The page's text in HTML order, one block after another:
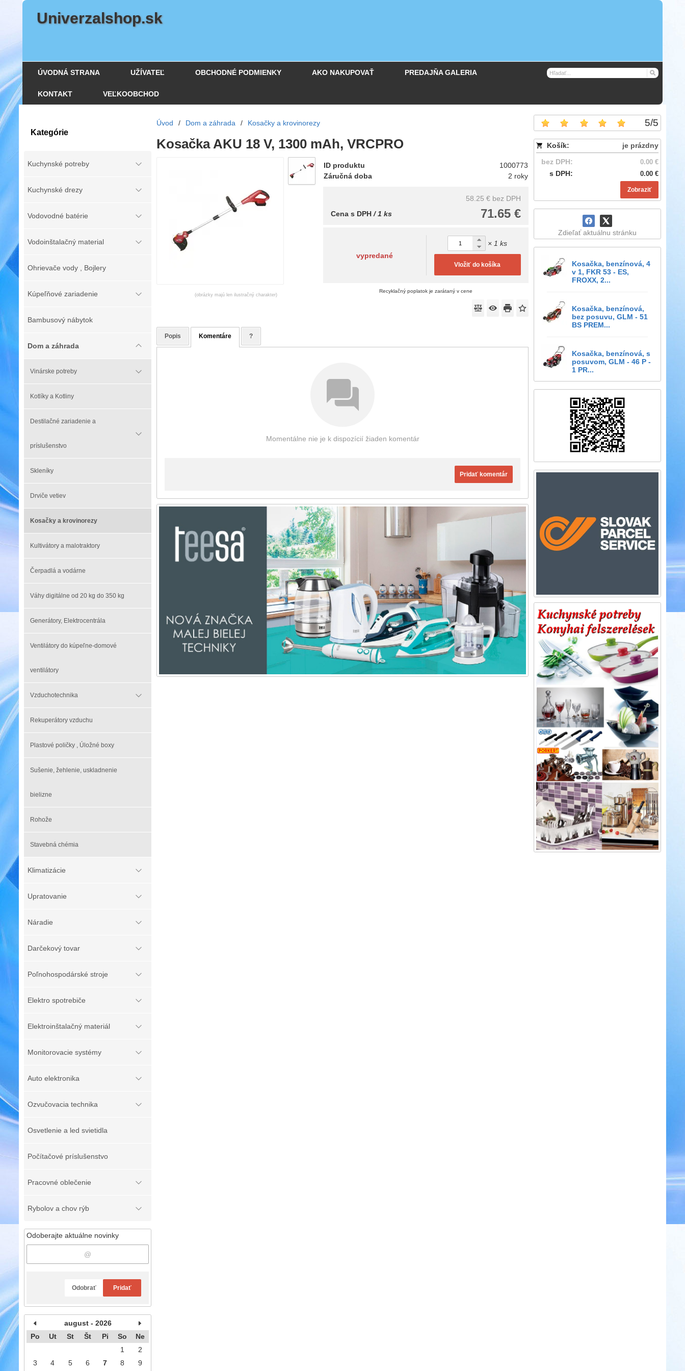
Univerzalshop.sk
ÚVODNÁ STRANA UŽÍVATEĽ OBCHODNÉ PODMIENKY AKO NAKUPOVAŤ PREDAJŇA GALERIA
KONTAKT VEĽKOOBCHOD
Kategórie
Kuchynské potreby
Kuchynské drezy
Vodovodné batérie
Vodoinštalačný material
Ohrievače vody , Bojlery
Kúpeľňové zariadenie
Bambusový nábytok
Dom a záhrada
Vinárske potreby
Kotlíky a Kotliny
Destilačné zariadenie a
príslušenstvo
Skleníky
Drviče vetiev
Kosačky a krovinorezy
Kultivátory a malotraktory
Čerpadlá a vodárne
Váhy digitálne od 20 kg do 350 kg
Generátory, Elektrocentrála
Ventilátory do kúpeľne-domové
ventilátory
Vzduchotechnika
Rekuperátory vzduchu
Plastové poličky , Úložné boxy
Sušenie, žehlenie, uskladnenie
bielizne
Rohože
Stavebná chémia
Klimatizácie
Upratovanie
Náradie
Darčekový tovar
Poľnohospodárské stroje
Elektro spotrebiče
Elektroinštalačný materiál
Monitorovacie systémy
Auto elektronika
Ozvučovacia technika
Osvetlenie a led svietidla
Počítačové príslušenstvo
Pracovné oblečenie
Rybolov a chov rýb
Odoberajte aktuálne novinky
Odobrať Pridať
august - 2026
Po
Ut St Št Pi So
Ne
1
2
3
4 5 6 7 8 9
5/5
Košík:
je prázdny
bez DPH:
0.00 €
s DPH: 0.00 €
Zobraziť
Zdieľať aktuálnu stránku
Kosačka, benzínová, 4
v 1, FKR 53 - ES,
FROXX, 2...
Kosačka, benzínová,
bez posuvu, GLM - 51
BS PREM...
Kosačka, benzínová, s
posuvom, GLM - 46 P -
1 PR...
Úvod / Dom a záhrada / Kosačky a krovinorezy
Kosačka AKU 18 V, 1300 mAh, VRCPRO
(obrázky majú len ilustračný charakter)
ID produktu
1000773
Záručná doba
2 roky
58.25 € bez DPH
71.65 €
Cena s DPH / 1 ks
vypredané
× 1 ks
Vložiť do košíka
Recyklačný poplatok je zarátaný v cene
Popis Komentáre ?
Momentálne nie je k dispozícií žiaden komentár
Pridať komentár